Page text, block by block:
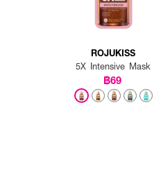
ROJUKISS
5X Intensive Mask
฿69